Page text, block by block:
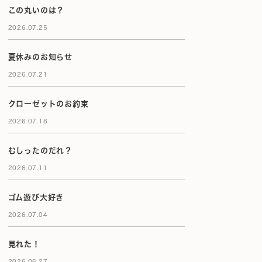
この丸いのは？
2026.07.25
夏休みのお知らせ
2026.07.21
クローゼットのお約束
2026.07.18
むしったのだれ？
2026.07.11
ゴム遊び大好き
2026.07.04
見れた！